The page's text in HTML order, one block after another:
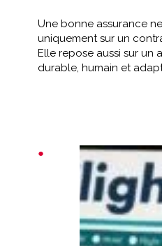
Une bonne assurance
uniquement sur un
Elle repose aussi sur un
durable, humain et